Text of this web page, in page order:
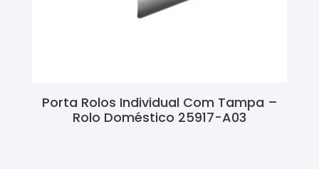
Porta Rolos Individual Com Tampa –
Rolo Doméstico 25917-A03